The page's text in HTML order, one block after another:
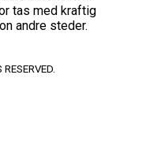
tas med kraftig
andre steder.